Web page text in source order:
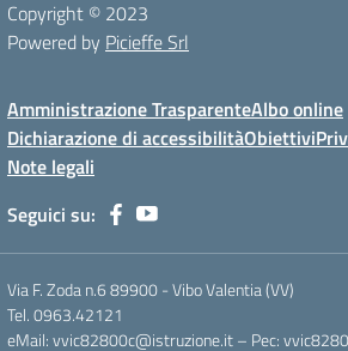
Copyright © 2023
Powered by Picieffe Srl
Amministrazione TrasparenteAlbo online
Dichiarazione di accessibilitàObiettivi
Note legali
Seguici su:
Via F. Zoda n.6 89900 - Vibo Valentia (VV)
Tel. 0963.42121
eMail: vvic82800c@istruzione.it – Pec: